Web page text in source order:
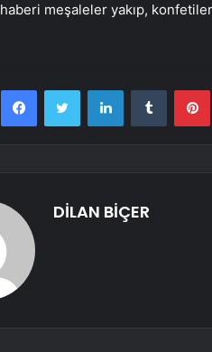
meşaleler yakıp,
FacebookTwitter LinkedInTumblr
DİLAN BİÇER